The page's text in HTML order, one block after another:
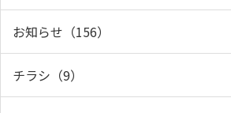
お知らせ（156）
チラシ（9）